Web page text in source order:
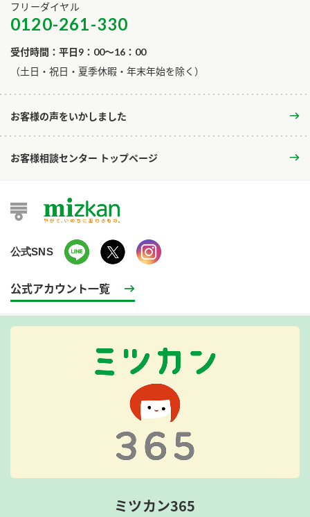
フリーダイヤル
0120-261-330
受付時間：平日9：00～16：00
​（土日・祝日・夏季休暇・年末年始を除く）
お客様の声をいかしました
お客様相談センター トップページ
公式SNS
公式アカウント一覧
ミツカン365